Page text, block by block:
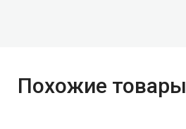
Похожие товары